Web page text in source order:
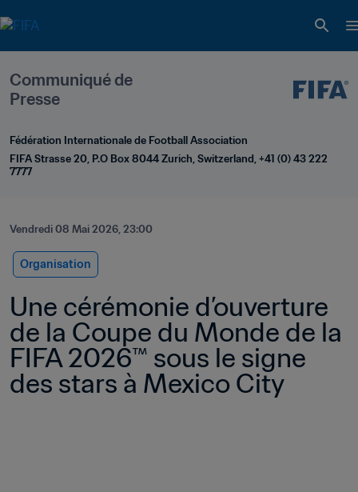
Communiqué de
Presse
Fédération Internationale de Football Association
FIFA Strasse 20, P.O Box 8044 Zurich, Switzerland, +41 (0) 43 222
7777
Vendredi 08 Mai 2026, 23:00
Organisation
Une cérémonie d’ouverture
de la Coupe du Monde de la
FIFA 2026™ sous le signe
des stars à Mexico City